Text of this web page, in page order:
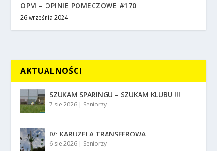
OPM – OPINIE POMECZOWE #170
26 września 2024
AKTUALNOŚCI
SZUKAM SPARINGU – SZUKAM KLUBU !!!
7 sie 2026 | Seniorzy
IV: KARUZELA TRANSFEROWA
6 sie 2026 | Seniorzy